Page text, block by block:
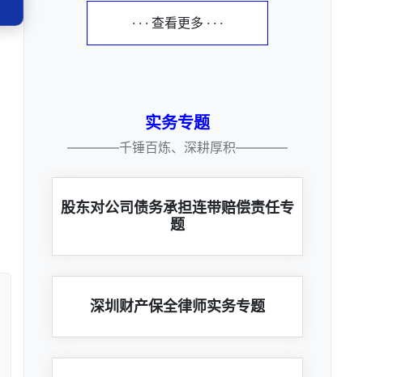
· · · 查看更多 · · ·
实务专题
————千锤百炼、深耕厚积————
股东对公司债务承担连带赔偿责任专
题
深圳财产保全律师实务专题